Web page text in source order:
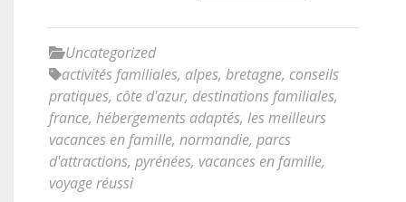
Uncategorized
activités familiales, alpes, bretagne, conseils
pratiques, côte d'azur, destinations familiales,
france, hébergements adaptés, les meilleurs
vacances en famille, normandie, parcs
d'attractions, pyrénées, vacances en famille,
voyage réussi